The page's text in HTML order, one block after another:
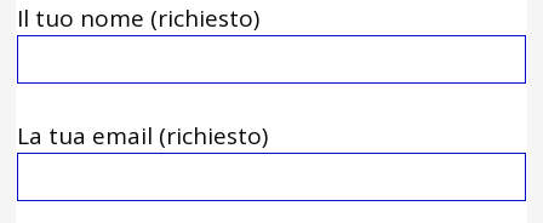
Il tuo nome (richiesto)
La tua email (richiesto)